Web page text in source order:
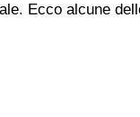
Ecco alcune